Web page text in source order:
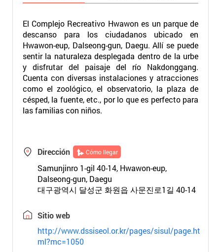
El Complejo Recreativo Hwawon es un parque de
descanso para los ciudadanos ubicado en
Hwawon-eup, Dalseong-gun, Daegu. Allí se puede
sentir la naturaleza desplegada dentro de la urbe
y disfrutar del paisaje del río Nakdonggang.
Cuenta con diversas instalaciones y atracciones
como el zoológico, el observatorio, la plaza de
césped, la fuente, etc., por lo que es perfecto para
las familias con niños.
Dirección Cómo llegar
Samunjinro 1-gil 40-14, Hwawon-eup,
Dalseong-gun, Daegu
대구광역시 달성군 화원읍 사문진로1길 40-14
Sitio web
http://www.dssiseol.or.kr/pages/sisul/page.ht
ml?mc=1050